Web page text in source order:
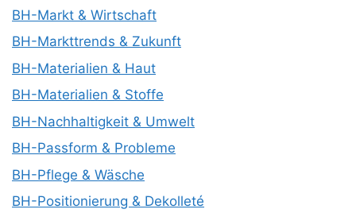
BH-Markt & Wirtschaft
BH-Markttrends & Zukunft
BH-Materialien & Haut
BH-Materialien & Stoffe
BH-Nachhaltigkeit & Umwelt
BH-Passform & Probleme
BH-Pflege & Wäsche
BH-Positionierung & Dekolleté